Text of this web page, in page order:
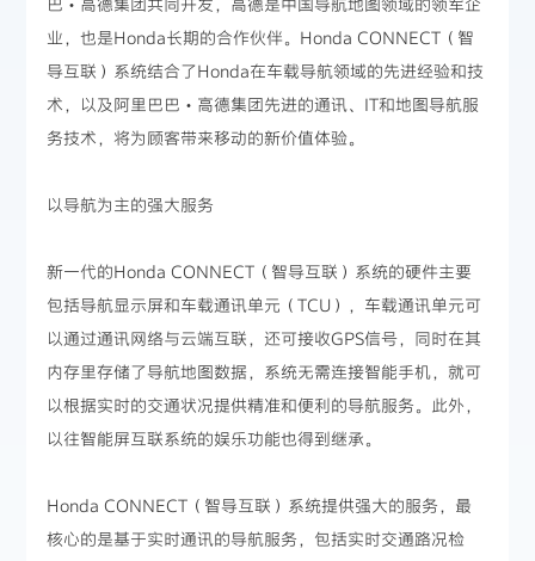
巴・高德集团共同开发，高德是中国导航地图领域的领军企
业，也是Honda长期的合作伙伴。Honda CONNECT（智
导互联）系统结合了Honda在车载导航领域的先进经验和技
术，以及阿里巴巴・高德集团先进的通讯、IT和地图导航服
务技术，将为顾客带来移动的新价值体验。
以导航为主的强大服务
新一代的Honda CONNECT（智导互联）系统的硬件主要
包括导航显示屏和车载通讯单元（TCU），车载通讯单元可
以通过通讯网络与云端互联，还可接收GPS信号，同时在其
内存里存储了导航地图数据，系统无需连接智能手机，就可
以根据实时的交通状况提供精准和便利的导航服务。此外，
以往智能屏互联系统的娱乐功能也得到继承。
Honda CONNECT（智导互联）系统提供强大的服务，最
核心的是基于实时通讯的导航服务，包括实时交通路况检